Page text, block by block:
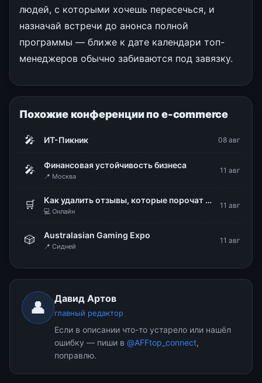
людей, с которыми хочешь пересечься, и
назначай встречи до анонса полной
программы — ближе к дате календари топ-
менеджеров обычно забиваются под завязку.
Похожие конференции по e-commerce
🎤 ИТ-Пикник 08 авг
🎤 Финансовая устойчивость бизнеса
📍 Москва
11 авг
🛒 Как удалить отзывы, которые порочат репутацию бизнеса
💻 Онлайн
11 авг
🎲 Australasian Gaming Expo
📍 Сидней
11 авг
👤 Давид Артов
главный редактор
Если в описании что-то устарело или нашёл
ошибку — пиши в @AFFtop_connect,
поправлю.